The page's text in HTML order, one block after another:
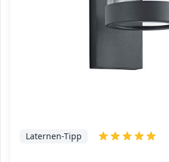
Laternen-Tipp